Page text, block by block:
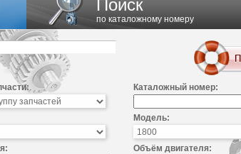
Поиск
по каталожному номеру
Каталожный номер:
Модель:
Объём двигателя: